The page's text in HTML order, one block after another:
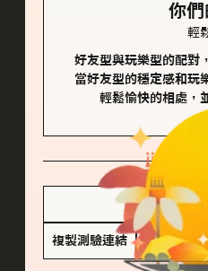
你們
輕
好友型與玩樂型的配對
當好友型的穩定感和玩
輕鬆愉快的相處，
儲
複製測驗連結